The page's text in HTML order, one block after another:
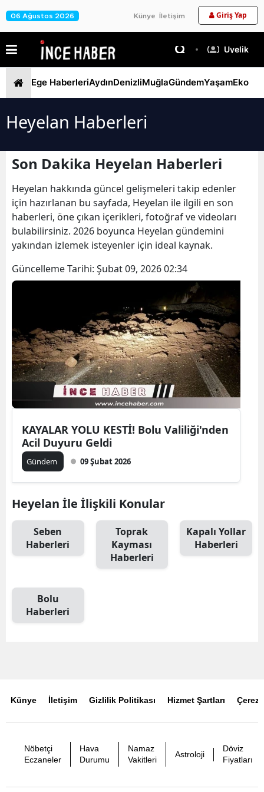
06 Ağustos 2026 Künye İletişim Giriş Yap
Üyelik
Ege HaberleriAydınDenizliMuğlaGündemYaşam
Heyelan Haberleri
Son Dakika Heyelan Haberleri
Heyelan hakkında güncel gelişmeleri takip edenler
için hazırlanan bu sayfada, Heyelan ile ilgili en son
haberleri, öne çıkan içerikleri, fotoğraf ve videoları
bulabilirsiniz. 2026 boyunca Heyelan gündemini
yakından izlemek isteyenler için ideal kaynak.
Güncelleme Tarihi: Şubat 09, 2026 02:34
KAYALAR YOLU KESTİ! Bolu Valiliği'nden
Acil Duyuru Geldi
Gündem 09 Şubat 2026
Heyelan İle İlişkili Konular
Seben
Haberleri
Toprak
Kayması
Haberleri
Kapalı Yollar
Haberleri
Bolu
Haberleri
Künye İletişim Gizlilik Politikası Hizmet Şartları Çerez
Nöbetçi
Eczaneler
Hava
Durumu
Namaz
Vakitleri
Astroloji
Döviz
Fiyatları